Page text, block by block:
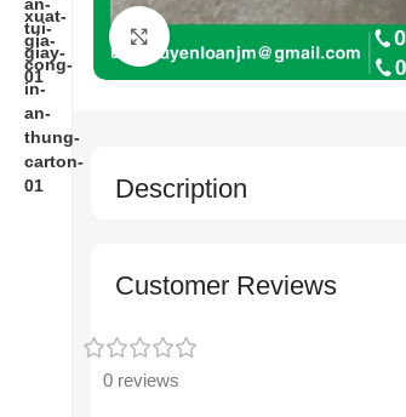
Description
Customer Reviews
0 reviews